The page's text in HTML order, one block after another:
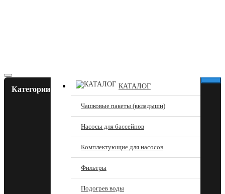
Категории КАТАЛОГ
Чашковые пакеты (вкладыши)
Насосы для бассейнов
Комплектующие для насосов
Фильтры
Подогрев воды